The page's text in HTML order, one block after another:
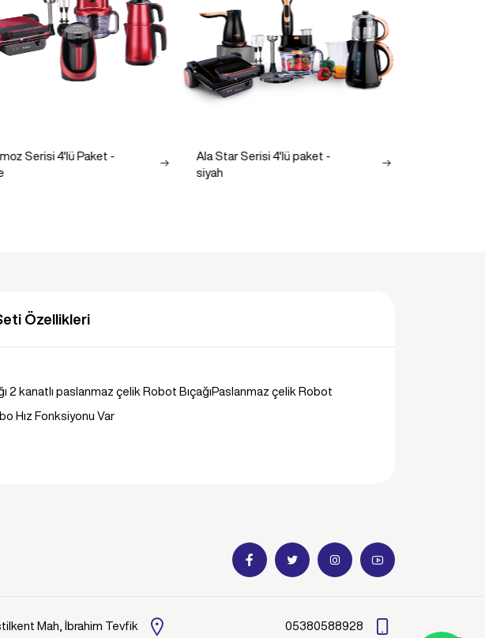
Serisi 4'lü Paket -
Ala Star Serisi 4'lü paket -
siyah
Özellikleri
2 kanatlı paslanmaz çelik Robot BıçağıPaslanmaz çelik Robot
Hız Fonksiyonu Var
Mah, İbrahim Tevfik 05380588928